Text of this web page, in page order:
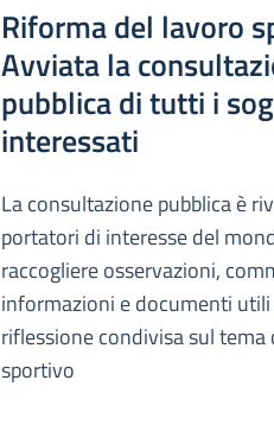
Riforma del lavoro
Avviata la
pubblica di tutti i
interessati
La consultazione pubblica è
portatori di interesse del
raccogliere osservazioni,
informazioni e documenti
riflessione condivisa sul tema
sportivo